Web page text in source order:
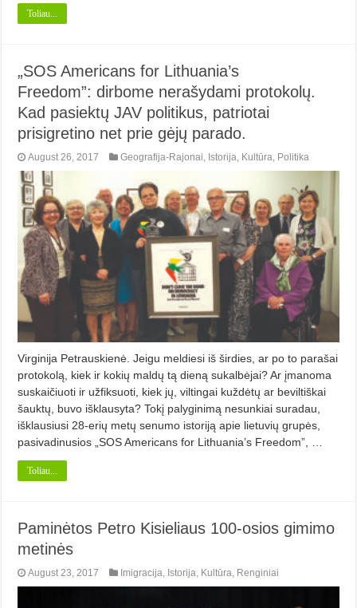
Toliau...
„SOS Americans for Lithuania’s
Freedom”: dirbome nerašydami protokolų.
Kad pasiektų JAV politikus, patriotai
prisigretino net prie gėjų parado.
August 26, 2017 Geografija-Rajonai Istorija Kultūra Politika
Virginija Petrauskienė. Jeigu meldiesi iš širdies, ar po to parašai
protokolą, kiek ir kokių maldų tą dieną sukalbėjai? Ar įmanoma
suskaičiuoti ir užfiksuoti, kiek jų, viltingai kuždėtų ar beviltiškai
šauktų, buvo išklausyta? Tokį palyginimą nesunkiai suradau,
išklausiusi 28-erių metų senumo istoriją apie lietuvių grupės,
pasivadinusios „SOS Americans for Lithuania’s Freedom”, …
Toliau...
Paminėtos Petro Kisieliaus 100-osios gimimo
metinės
August 23, 2017 Imigracija Istorija Kultūra Renginiai